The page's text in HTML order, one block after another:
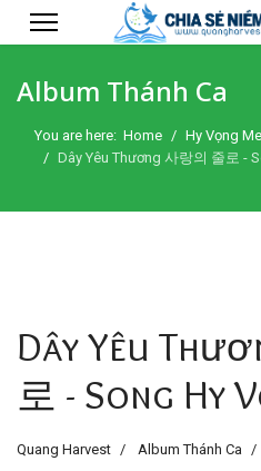
Album Thánh Ca
You are here: Home Hy Vọng
Dây Yêu Thương 사랑의 줄로 -
Dây Yêu
로 - Song Hy
Quang Harvest Album Thánh Ca